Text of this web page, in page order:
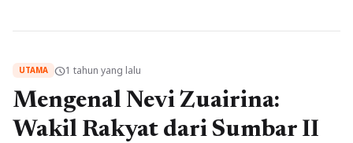
UTAMA schedule1 tahun yang lalu
Mengenal Nevi Zuairina:
Wakil Rakyat dari Sumbar II